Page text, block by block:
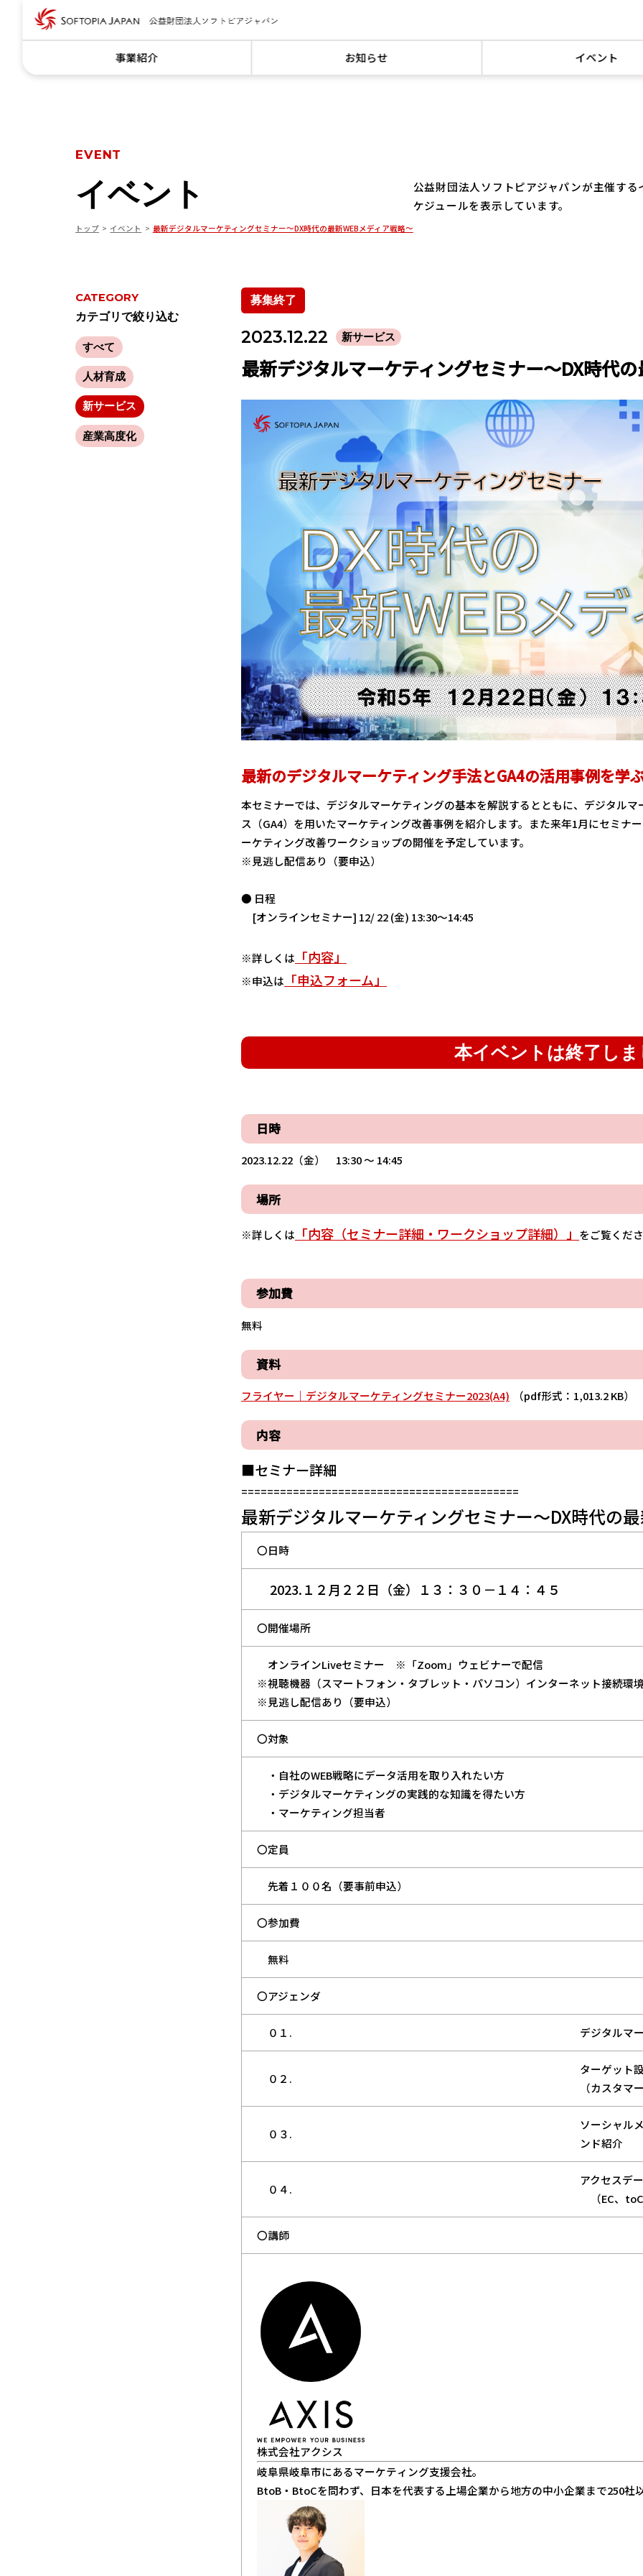
事業紹介 お知らせ イベント
EVENT
イベント
トップ イベント 最新デジタルマーケティングセミナー～DX時代の最新WEBメディア戦略～
公益財団法人ソフトピアジャパンが主催す
ケジュールを表示しています。
CATEGORY
カテゴリで絞り込む
すべて
人材育成
新サービス
産業高度化
募集終了
2023.12.22 新サービス
最新デジタルマーケティングセミナー～DX時代
最新のデジタルマーケティング手法とGA4の活用事例を学
本セミナーでは、デジタルマーケティングの基本を解説するとともに、デジタル
ス（GA4）を用いたマーケティング改善事例を紹介します。また来年1月にセミナ
ーケティング改善ワークショップの開催を予定しています。
※見逃し配信あり（要申込）
● 日程
[オンラインセミナー] 12/ 22 (金) 13:30～14:45
※詳しくは 「内容」
※申込は 「申込フォーム」
本イベントは終了しま
日時
2023.12.22（金） 13:30 〜 14:45
場所
※詳しくは 「内容（セミナー詳細・ワークショップ詳細）」 をご覧くだ
参加費
無料
資料
フライヤー｜デジタルマーケティングセミナー2023(A4) （pdf形式：1,013.2 KB）
内容
■セミナー詳細
===========================================
最新デジタルマーケティングセミナー～DX時代の
〇日時
2023.１２月２２日（金）１３：３０－１４：４５
〇開催場所
オンラインLiveセミナー ※「Zoom」ウェビナーで配信
※視聴機器（スマートフォン・タブレット・パソコン）インターネット接続環
※見逃し配信あり（要申込）
〇対象
・自社のWEB戦略にデータ活用を取り入れたい方
・デジタルマーケティングの実践的な知識を得たい方
・マーケティング担当者
〇定員
先着１００名（要事前申込）
〇参加費
無料
〇アジェンダ
０１. デジタルマ
０２.
ターゲット
（カスタマ
０３.
ソーシャル
ンド紹介
０４.
アクセスデ
（EC、
〇講師
株式会社アクシス
岐阜県岐阜市にあるマーケティング支援会社。
BtoB・BtoCを問わず、日本を代表する上場企業から地方の中小企業まで250社